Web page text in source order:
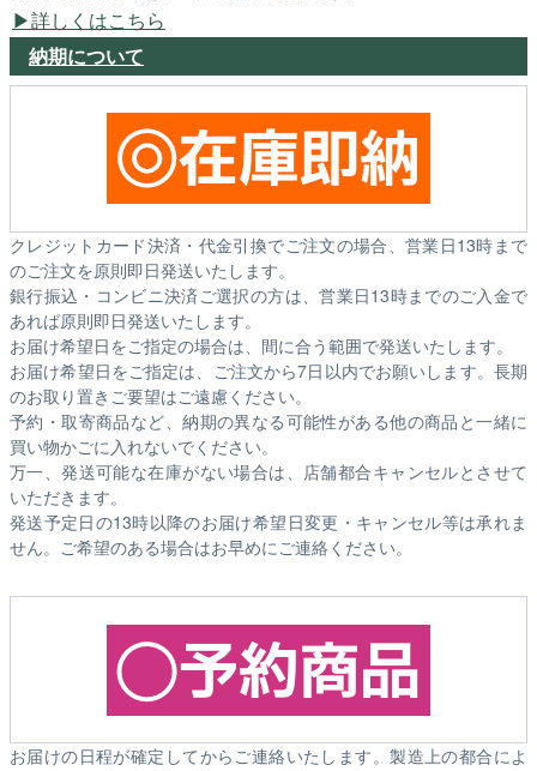
詳しくはこちら
納期について
クレジットカード決済・代金引換でご注文の場合、営業日13時まで
のご注文を原則即日発送いたします。
銀行振込・コンビニ決済ご選択の方は、営業日13時までのご入金で
あれば原則即日発送いたします。
お届け希望日をご指定の場合は、間に合う範囲で発送いたします。
お届け希望日をご指定は、ご注文から7日以内でお願いします。長期
のお取り置きご要望はご遠慮ください。
予約・取寄商品など、納期の異なる可能性がある他の商品と一緒に
買い物かごに入れないでください。
万一、発送可能な在庫がない場合は、店舗都合キャンセルとさせて
いただきます。
発送予定日の13時以降のお届け希望日変更・キャンセル等は承れま
せん。ご希望のある場合はお早めにご連絡ください。
お届けの日程が確定してからご連絡いたします。製造上の都合によ